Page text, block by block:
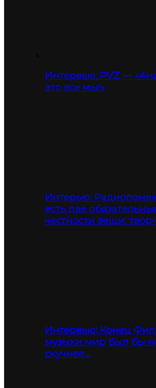
Интервью: PVZ —
это все мы!»
Интерью:
есть две
честности вещи:
Интервью: Конец
музыки мир был бы
скучнее…